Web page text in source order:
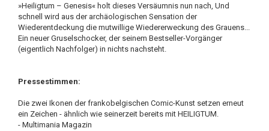
»Heiligtum – Genesis« holt dieses Versäumnis nun nach, Und
schnell wird aus der archäologischen Sensation der
Wiederentdeckung die mutwillige Wiedererweckung des Grauens...
Ein neuer Gruselschocker, der seinem Bestseller-Vorgänger
(eigentlich Nachfolger) in nichts nachsteht.
Pressestimmen:
Die zwei Ikonen der frankobelgischen Comic-Kunst setzen erneut
ein Zeichen - ähnlich wie seinerzeit bereits mit HEILIGTUM.
- Multimania Magazin